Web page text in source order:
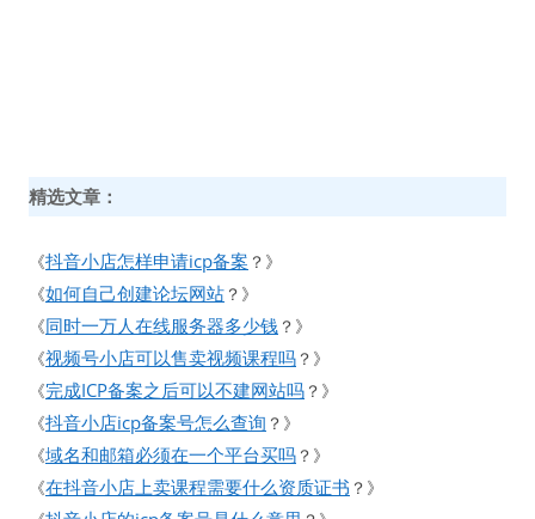
精选文章：
《抖音小店怎样申请icp备案 ？》
《如何自己创建论坛网站 ？》
《同时一万人在线服务器多少钱 ？》
《视频号小店可以售卖视频课程吗 ？》
《完成ICP备案之后可以不建网站吗 ？》
《抖音小店icp备案号怎么查询 ？》
《域名和邮箱必须在一个平台买吗 ？》
《在抖音小店上卖课程需要什么资质证书 ？》